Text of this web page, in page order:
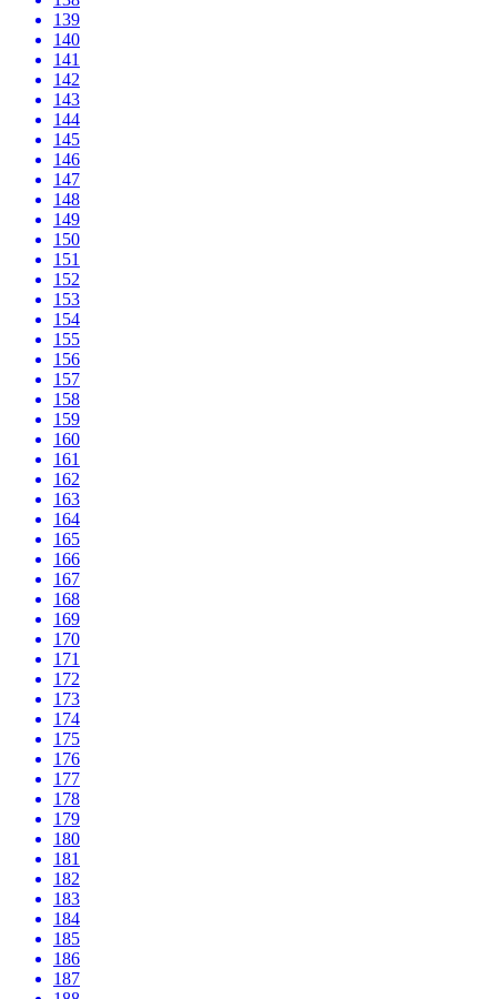
139
140
141
142
143
144
145
146
147
148
149
150
151
152
153
154
155
156
157
158
159
160
161
162
163
164
165
166
167
168
169
170
171
172
173
174
175
176
177
178
179
180
181
182
183
184
185
186
187